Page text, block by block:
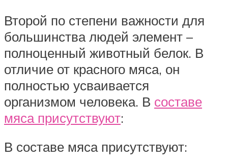
Второй по степени важности для
большинства людей элемент –
полноценный животный белок. В
отличие от красного мяса, он
полностью усваивается
организмом человека. В составе
мяса присутствуют:
В составе мяса присутствуют: